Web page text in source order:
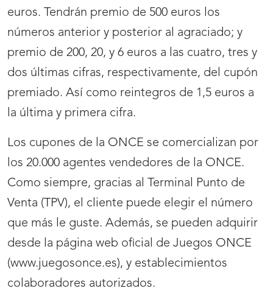
euros. Tendrán premio de 500 euros los
números anterior y posterior al agraciado; y
premio de 200, 20, y 6 euros a las cuatro, tres y
dos últimas cifras, respectivamente, del cupón
premiado. Así como reintegros de 1,5 euros a
la última y primera cifra.
Los cupones de la ONCE se comercializan por
los 20.000 agentes vendedores de la ONCE.
Como siempre, gracias al Terminal Punto de
Venta (TPV), el cliente puede elegir el número
que más le guste. Además, se pueden adquirir
desde la página web oficial de Juegos ONCE
(www.juegosonce.es), y establecimientos
colaboradores autorizados.